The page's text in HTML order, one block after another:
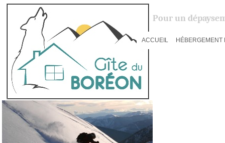
Pour un
ACCUEIL HÉBERGEMENT